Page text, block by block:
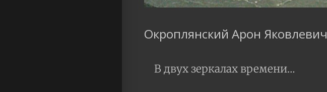
Окроплянский Арон Яковлевич
В двух зеркалах времени…